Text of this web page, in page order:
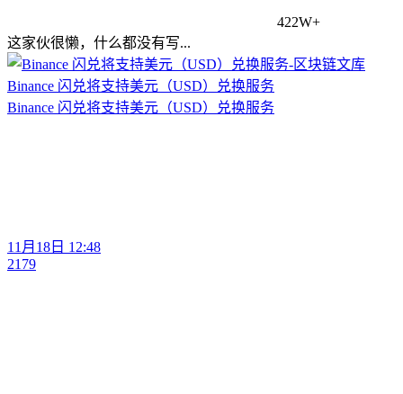
422W+
这家伙很懒，什么都没有写...
Binance 闪兑将支持美元（USD）兑换服务
Binance 闪兑将支持美元（USD）兑换服务
11月18日 12:48
2179